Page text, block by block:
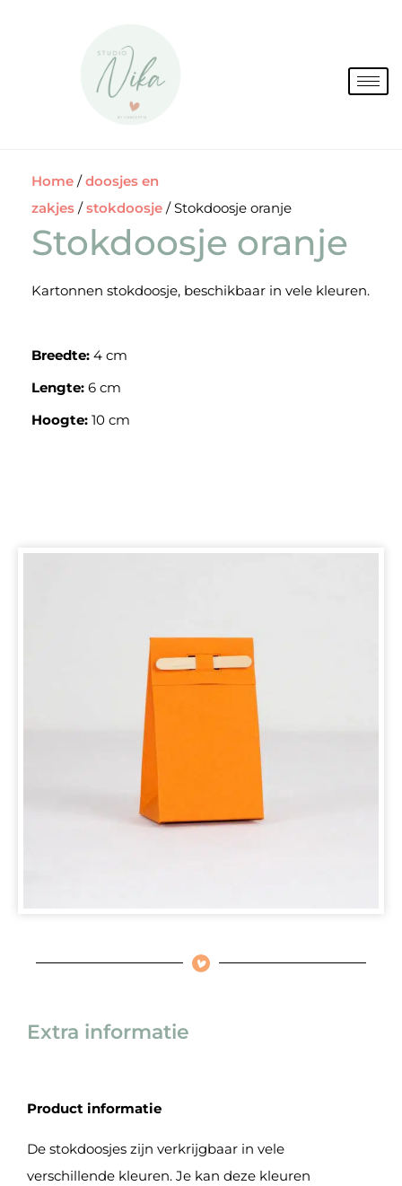
Home /doosjes en
zakjes /stokdoosje / Stokdoosje oranje
Stokdoosje oranje
Kartonnen stokdoosje, beschikbaar in vele kleuren.
Breedte: 4 cm
Lengte: 6 cm
Hoogte: 10 cm
Extra informatie
Product informatie
De stokdoosjes zijn verkrijgbaar in vele
verschillende kleuren. Je kan deze kleuren